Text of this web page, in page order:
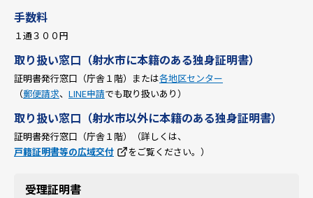
手数料
１通３００円
取り扱い窓口（射水市に本籍のある独身証明書）
証明書発行窓口（庁舎１階）または各地区センター
（郵便請求、 LINE申請でも取り扱いあり）
取り扱い窓口（射水市以外に本籍のある独身証明書）
証明書発行窓口（庁舎１階）（詳しくは、
戸籍証明書等の広域交付
をご覧ください。）
受理証明書